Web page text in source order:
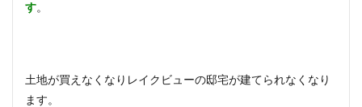
す。
土地が買えなくなりレイクビューの邸宅が建てられなくなり
ます。